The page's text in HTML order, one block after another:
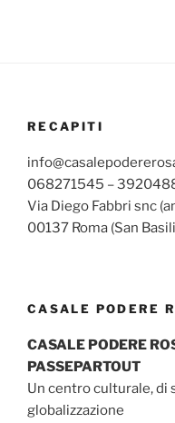
RECAPITI
068271545 –
Via Diego Fabbri snc
00137 Roma (San
CASALE PODERE
CASALE PODERE
PASSEPARTOUT
Un centro culturale, di
globalizzazione